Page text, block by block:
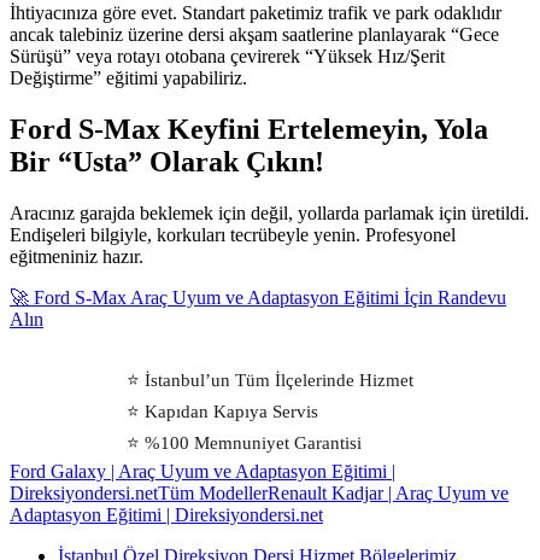
İhtiyacınıza göre evet. Standart paketimiz trafik ve park odaklıdır
ancak talebiniz üzerine dersi akşam saatlerine planlayarak “Gece
Sürüşü” veya rotayı otobana çevirerek “Yüksek Hız/Şerit
Değiştirme” eğitimi yapabiliriz.
Ford S-Max Keyfini Ertelemeyin, Yola
Bir “Usta” Olarak Çıkın!
Aracınız garajda beklemek için değil, yollarda parlamak için üretildi.
Endişeleri bilgiyle, korkuları tecrübeyle yenin. Profesyonel
eğitmeniniz hazır.
🚀 Ford S-Max Araç Uyum ve Adaptasyon Eğitimi İçin Randevu
Alın
⭐ İstanbul’un Tüm İlçelerinde Hizmet
⭐ Kapıdan Kapıya Servis
⭐ %100 Memnuniyet Garantisi
Ford Galaxy | Araç Uyum ve Adaptasyon Eğitimi |
Direksiyondersi.netTüm ModellerRenault Kadjar | Araç Uyum ve
Adaptasyon Eğitimi | Direksiyondersi.net
İstanbul Özel Direksiyon Dersi Hizmet Bölgelerimiz